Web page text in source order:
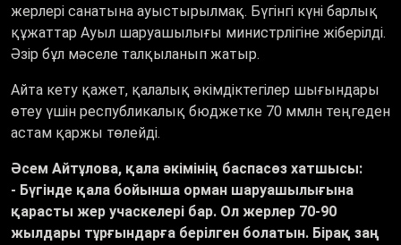
жерлері санатына ауыстырылмақ. Бүгінгі күні барлық
құжаттар Ауыл шаруашылығы министрлігіне жіберілді.
Әзір бұл мәселе талқыланып жатыр.
Айта кету қажет, қалалық әкімдіктегілер шығындары
өтеу үшін республикалық бюджетке 70 ммлн теңгеден
астам қаржы төлейді.
Әсем Айтұлова, қала әкімінің баспасөз хатшысы:
- Бүгінде қала бойынша орман шаруашылығына
қарасты жер учаскелері бар. Ол жерлер 70-90
жылдары тұрғындарға берілген болатын. Бірақ заң